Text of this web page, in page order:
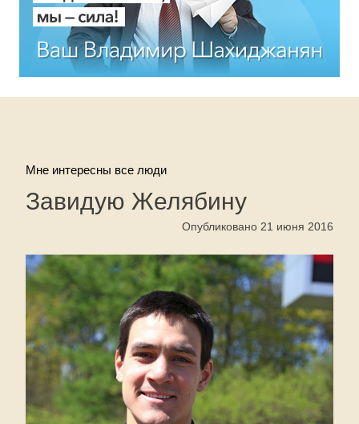
Мне интересны все люди
Завидую Желябину
Опубликовано 21 июня 2016